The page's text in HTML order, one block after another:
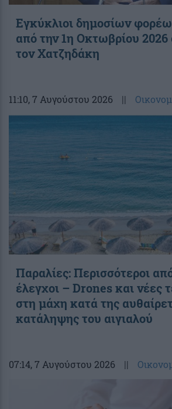
Εγκύκλιοι δημοσίων
από την 1η Οκτωβρίου
τον Χατζηδάκη
11:10, 7 Αυγούστου 2026 ||
Παραλίες: Περισσότεροι
έλεγχοι – Drones και νέες
στη μάχη κατά της
κατάληψης του αιγιαλού
07:14, 7 Αυγούστου 2026 ||